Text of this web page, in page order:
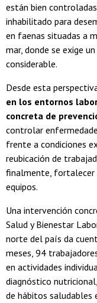
están bien
inhabilitado para
en faenas situadas a
mar, donde se exige
considerable.
Desde esta
en los entornos
concreta de
controlar
frente a condiciones
reubicación de
finalmente, fortalecer
equipos.
Una intervención
Salud y Bienestar
norte del país da
meses, 94
en actividades
diagnóstico
de hábitos saludables